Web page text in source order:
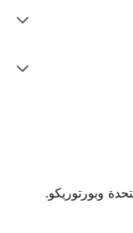
وبورتوريكو.